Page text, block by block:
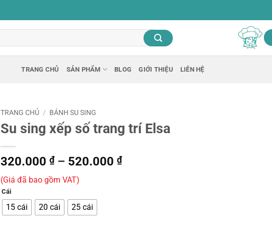
TRANG CHỦ SẢN PHẨM BLOG GIỚI THIỆU LIÊN HỆ
TRANG CHỦ / BÁNH SU SING
Su sing xếp số trang trí Elsa
320.000₫ – 520.000₫Khoảng
(Giá đã bao gồm VAT)
Cái
15 cái 20 cái 25 cái